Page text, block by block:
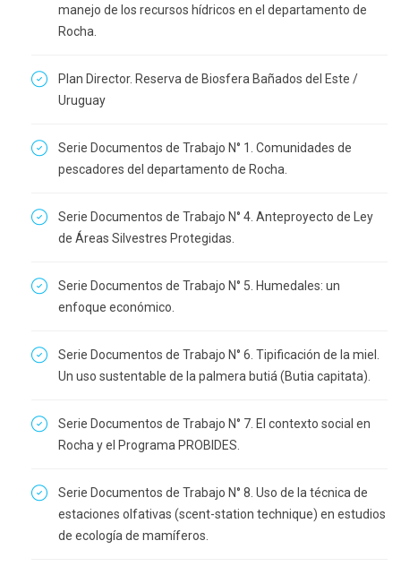
manejo de los recursos hídricos en el departamento de
Rocha.
Plan Director. Reserva de Biosfera Bañados del Este /
Uruguay
Serie Documentos de Trabajo N° 1. Comunidades de
pescadores del departamento de Rocha.
Serie Documentos de Trabajo N° 4. Anteproyecto de Ley
de Áreas Silvestres Protegidas.
Serie Documentos de Trabajo N° 5. Humedales: un
enfoque económico.
Serie Documentos de Trabajo N° 6. Tipificación de la miel.
Un uso sustentable de la palmera butiá (Butia capitata).
Serie Documentos de Trabajo N° 7. El contexto social en
Rocha y el Programa PROBIDES.
Serie Documentos de Trabajo N° 8. Uso de la técnica de
estaciones olfativas (scent-station technique) en estudios
de ecología de mamíferos.